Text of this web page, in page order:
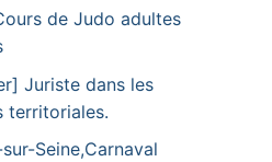
de Judo adultes
Juriste dans les
territoriales.
Seine,Carnaval